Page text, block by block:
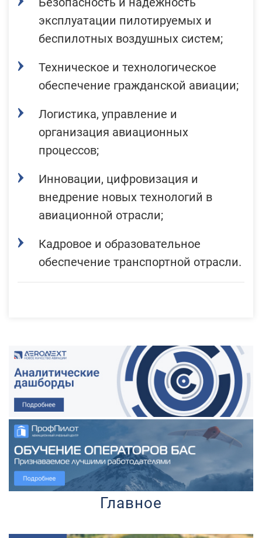
эксплуатации пилотируемых и
беспилотных воздушных систем;
Техническое и технологическое
обеспечение гражданской авиации;
Логистика, управление и
организация авиационных
процессов;
Инновации, цифровизация и
внедрение новых технологий в
авиационной отрасли;
Кадровое и образовательное
обеспечение транспортной отрасли.
Главное